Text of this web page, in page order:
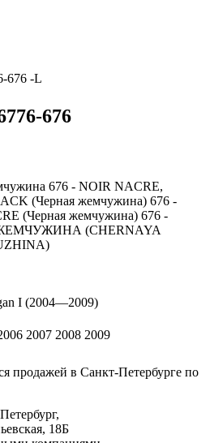
676 -L
676
676 - NOIR NACRE,
(Черная жемчужина) 676 -
(Черная жемчужина) 676 -
(CHERNAYA
I (2004—2009)
2007 2008 2009
продажей в Санкт-Петербурге по
18Б